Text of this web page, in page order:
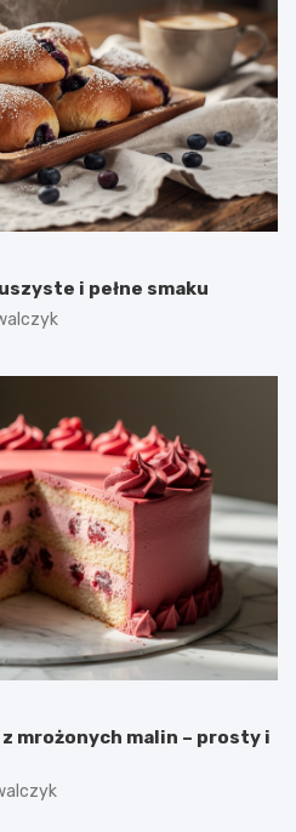
i pełne smaku
mrożonych malin – prosty i